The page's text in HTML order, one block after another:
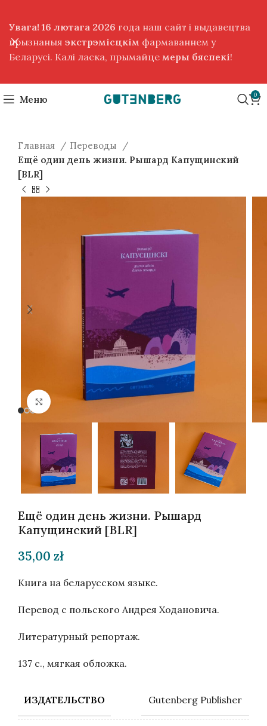
Меню 0
Главная
Переводы
Ещё один день жизни. Рышард Капущинский
[BLR]
Нажмите, чтобы увеличить
Ещё один день жизни. Рышард
Капущинский [BLR]
35,00 zł
Книга на беларусском языке.
Перевод с польского Андрея Ходановича.
Литературный репортаж.
137 с., мягкая обложка.
ИЗДАТЕЛЬСТВО Gutenberg Publisher
Увага! 16 лютага 2026 года наш сайт і выдавецтва
прызнаныя экстрэмісцкім фармаваннем у
Беларусі. Калі ласка, прымайце меры бяспекі!